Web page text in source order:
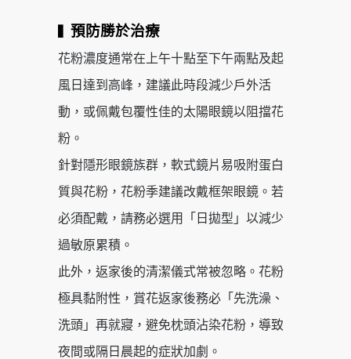
預防勝於治療
花粉濃度通常在上午十點至下午兩點及起
風日達到高峰，建議此時段減少戶外活
動，或佩戴包覆性佳的太陽眼鏡以阻擋花
粉。
針對隱形眼鏡族群，軟式鏡片易吸附蛋白
質與花粉，花粉季建議改戴框架眼鏡。若
必須配戴，請務必選用「日拋型」以減少
過敏原累積。
此外，返家後的清潔儀式常被忽略。花粉
極具黏附性，賞花返家後務必「先洗澡、
洗頭」再就寢，避免枕頭沾染花粉，導致
夜間或隔日晨起的症狀加劇。